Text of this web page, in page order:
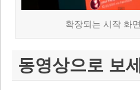
확장되는 시작 화
동영상으로 보